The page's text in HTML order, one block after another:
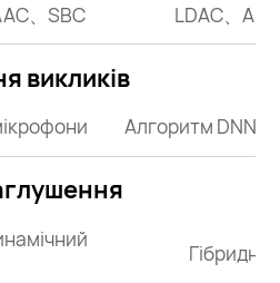
、SBC LDAC、
викликів
Алгоритм DNN +